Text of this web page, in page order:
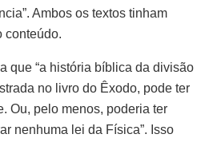
Ambos os textos tinham
conteúdo.
que “a história bíblica da divisão
no livro do Êxodo, pode ter
Ou, pelo menos, poderia ter
nenhuma lei da Física”. Isso